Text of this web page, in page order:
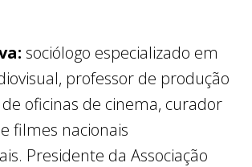
sociólogo especializado em
professor de produção
oficinas de cinema, curador
filmes nacionais
Presidente da Associação